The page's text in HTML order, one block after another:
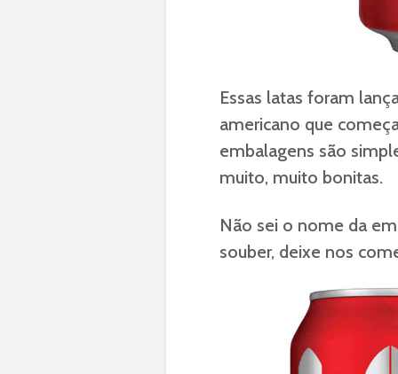
Essas latas foram
americano que
embalagens são
muito, muito bonitas.
Não sei o nome da
souber, deixe nos